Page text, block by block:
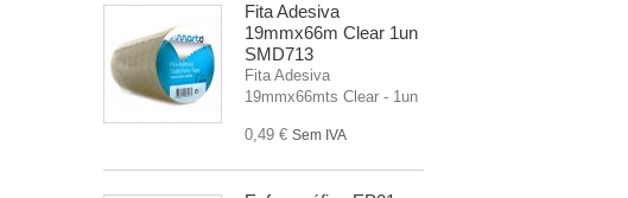
Fita Adesiva
19mmx66m Clear 1un
SMD713
Fita Adesiva
19mmx66mts Clear - 1un
0,49 € Sem IVA